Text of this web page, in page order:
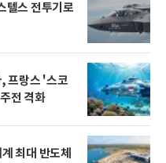
텔스 전투기로
프랑스 '스코
전 격화
최대 반도체